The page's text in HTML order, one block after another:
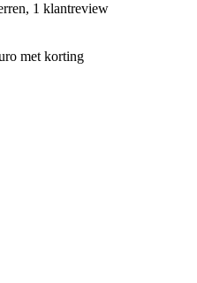
1 klantreview
met korting